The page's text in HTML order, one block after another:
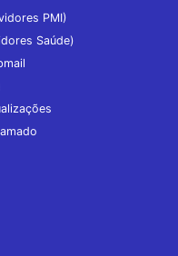
PMI)
Saúde)